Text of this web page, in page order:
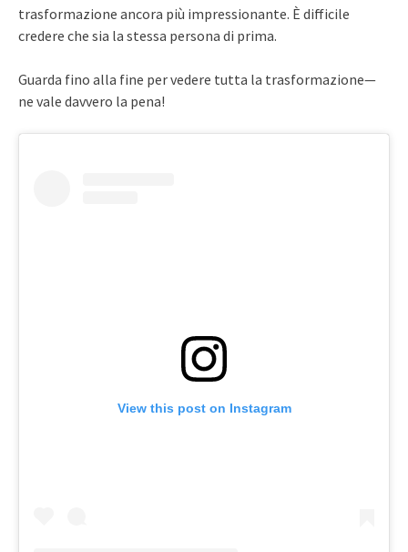
trasformazione ancora più impressionante. È difficile
credere che sia la stessa persona di prima.
Guarda fino alla fine per vedere tutta la trasformazione—
ne vale davvero la pena!
View this post on Instagram